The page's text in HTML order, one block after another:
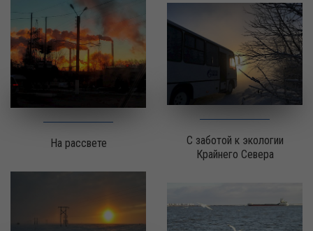
На рассвете
С заботой к экологии
Крайнего Севера